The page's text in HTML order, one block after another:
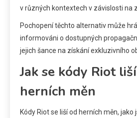
v různých kontextech v závislosti na
Pochopení těchto alternativ může
informováni o dostupných
jejich šance na získání exkluzivního
Jak se kódy Riot
herních měn
Kódy Riot se liší od herních měn,